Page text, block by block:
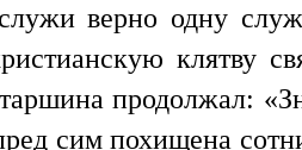
верно одну
клятву
продолжал:
сим похищена